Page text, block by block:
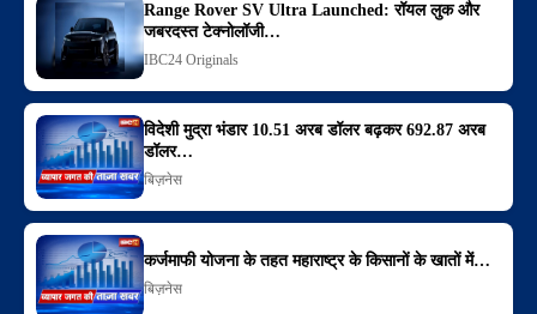
Range Rover SV Ultra Launched: रॉयल लुक और
जबरदस्त टेक्नोलॉजी…
IBC24 Originals
विदेशी मुद्रा भंडार 10.51 अरब डॉलर बढ़कर 692.87 अरब
डॉलर…
बिज़नेस
कर्जमाफी योजना के तहत महाराष्ट्र के किसानों के खातों में…
बिज़नेस